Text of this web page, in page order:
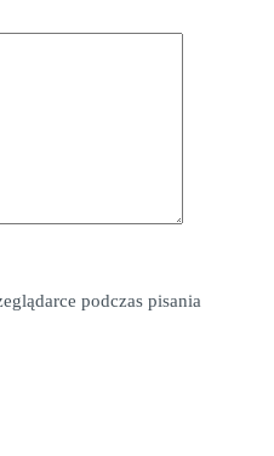
podczas pisania